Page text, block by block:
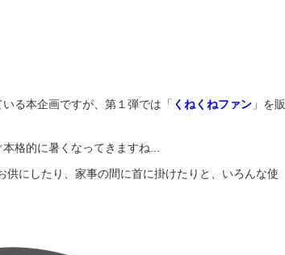
る本企画ですが、第１弾では「 くねくねファン 」を販
格的に暑くなってきますね...
供にしたり、家事の間に首に掛けたりと、いろんな使